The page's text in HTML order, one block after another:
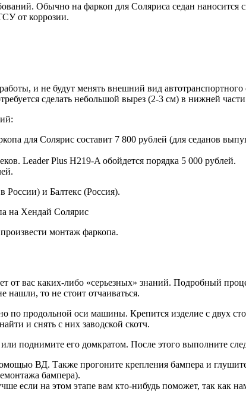
Обычно на фаркоп для Соляриса седан наносится
от коррозии.
и не будут менять внешний вид
сделать небольшой вырез (2-3 см) в нижней
для Солярис составит 7 800 рублей (для седанов
Leader Plus H219-A обойдется порядка 5 000 рублей.
России) и Балтекс (Россия).
монтаж фаркопа.
от вас каких-либо «серьезных» знаний. Подробный
то не стоит отчаиваться.
по продольной оси машины. Крепится изделие с двух
и снять с них заводской скотч.
поднимите его домкратом. После этого выполните
ВД. Также прогоните крепления бампера и
бампера).
если на этом этапе вам кто-нибудь поможет, так как